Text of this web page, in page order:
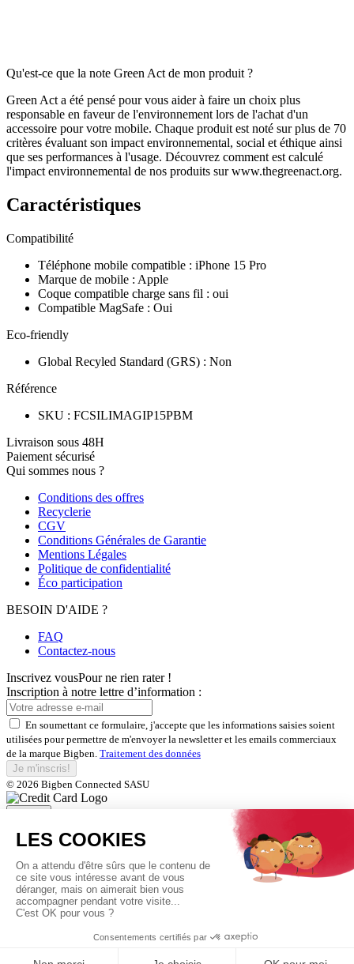
Qu'est-ce que la note Green Act de mon produit ?
Green Act a été pensé pour vous aider à faire un choix plus
responsable en faveur de l'environnement lors de l'achat d'un
accessoire pour votre mobile. Chaque produit est noté sur plus de 70
critères évaluant son impact environnemental, social et éthique ainsi
que ses performances à l'usage. Découvrez comment est calculé
l'impact environnemental de nos produits sur www.thegreenact.org.
Caractéristiques
Compatibilité
Téléphone mobile compatible : iPhone 15 Pro
Marque de mobile : Apple
Coque compatible charge sans fil : oui
Compatible MagSafe : Oui
Eco-friendly
Global Recyled Standard (GRS) : Non
Référence
SKU : FCSILIMAGIP15PBM
Livraison sous 48H
Paiement sécurisé
Qui sommes nous ?
Conditions des offres
Recyclerie
CGV
Conditions Générales de Garantie
Mentions Légales
Politique de confidentialité
Éco participation
BESOIN D'AIDE ?
FAQ
Contactez-nous
Inscrivez vousPour ne rien rater !
Inscription à notre lettre d’information :
En soumettant ce formulaire, j'accepte que les informations saisies soient
utilisées pour permettre de m'envoyer la newsletter et les emails commerciaux
de la marque Bigben. Traitement des données
Je m'inscris!
© 2026 Bigben Connected SASU
Fermer
Inscrivez-vous et bénéficiez de
nos offres exclusives
En soumettant ce formulaire, j'accepte que les informations saisies soient
utilisées pour permettre de m'envoyer la newsletter et les emails commerciaux